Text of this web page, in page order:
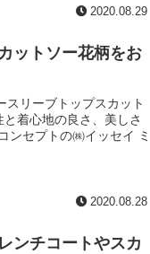
2020.08.29
ットソー花柄をお
スリーブトップスカット
着心地の良さ、美しさ
ンセプトの㈱イッセイ ミ
2020.08.28
ンチコートやスカ